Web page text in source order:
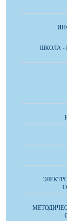
ШКОЛА -